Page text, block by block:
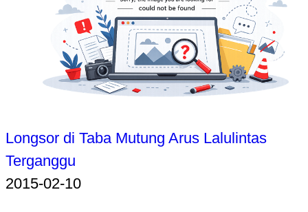
Longsor di Taba Mutung Arus Lalulintas
Terganggu
2015-02-10